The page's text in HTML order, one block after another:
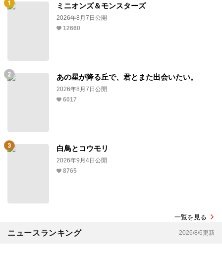
ミニオンズ＆モンスターズ
2026年8月7日公開
12660
あの星が降る丘で、君とまた出会いたい。
2026年8月7日公開
6017
白鳥とコウモリ
2026年9月4日公開
8765
一覧を見る
ニュースランキング 2026/8/6更新